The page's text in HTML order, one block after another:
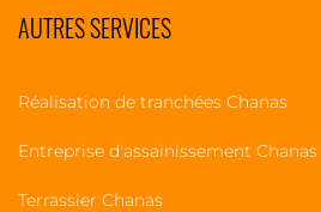
AUTRES SERVICES
Réalisation de tranchées Chanas
Entreprise d'assainissement Chanas
Terrassier Chanas